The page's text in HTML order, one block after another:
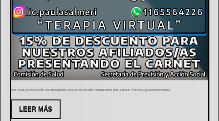
Ver esta publicación en Instagram Una publicación compartida por Apsee Prensa (@apseeprensa)
LEER MÁS